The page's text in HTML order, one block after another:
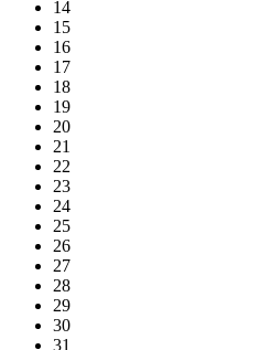
14
15
16
17
18
19
20
21
22
23
24
25
26
27
28
29
30
31